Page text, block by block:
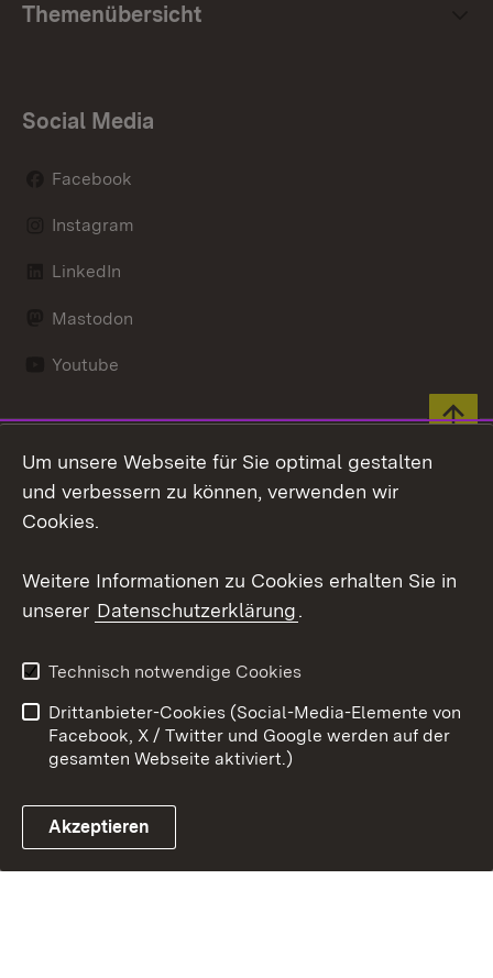
Themenübersicht
Social Media
Facebook
Instagram
LinkedIn
Mastodon
Youtube
Link zum Landesportal
Kontakt
Datenschutz
Erklärung zur
Barrierefreiheit
Benutzungshinweise
Um unsere Webseite für Sie optimal gestalten
und verbessern zu können, verwenden wir
Cookies.
Weitere Informationen zu Cookies erhalten Sie in
unserer Datenschutzerklärung.
Technisch notwendige Cookies
Drittanbieter-Cookies (Social-Media-Elemente von
Facebook, X / Twitter und Google werden auf der
gesamten Webseite aktiviert.)
Akzeptieren